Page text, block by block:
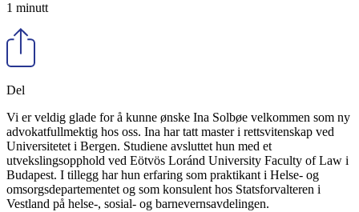
1 minutt
Del
Vi er veldig glade for å kunne ønske Ina Solbøe velkommen som ny
advokatfullmektig hos oss. Ina har tatt master i rettsvitenskap ved
Universitetet i Bergen. Studiene avsluttet hun med et
utvekslingsopphold ved Eötvös Loránd University Faculty of Law i
Budapest. I tillegg har hun erfaring som praktikant i Helse- og
omsorgsdepartementet og som konsulent hos Statsforvalteren i
Vestland på helse-, sosial- og barnevernsavdelingen.